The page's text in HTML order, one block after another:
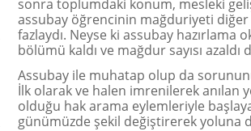
sonra toplumdaki konum, mesleki
assubay öğrencinin mağduriyeti
fazlaydı. Neyse ki assubay hazırlama
bölümü kaldı ve mağdur sayısı azaldı
Assubay ile muhatap olup da
İlk olarak ve halen imrenilerek anılan
olduğu hak arama eylemleriyle
günümüzde şekil değiştirerek yoluna